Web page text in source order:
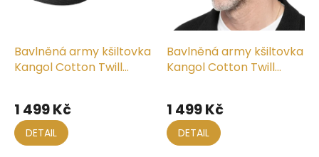
Bavlněná army kšiltovka
Kangol Cotton Twill
1 499 Kč
DETAIL
Bavlněná army kšiltovka
Kangol Cotton Twill
1 499 Kč
DETAIL